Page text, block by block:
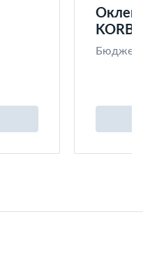
KORB
Бюджет